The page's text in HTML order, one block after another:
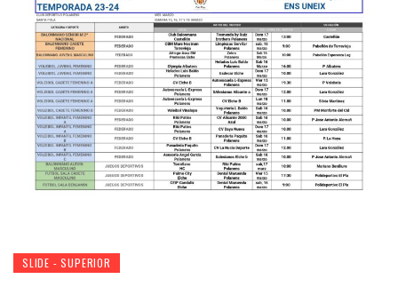
SLIDE - SUPERIOR